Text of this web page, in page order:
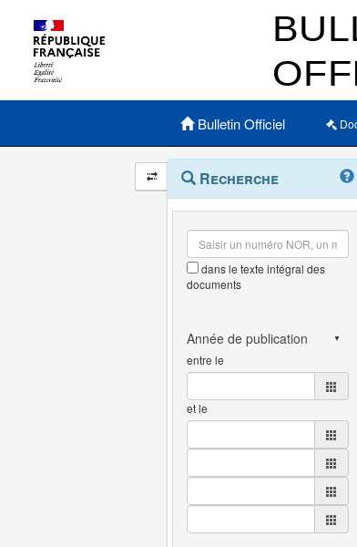
Menu principal
Bulletin Officiel
Navigation
et
outils
annexes
Menu
contextuel
Recherche
dans le texte intégral des
documents
entre le
et le